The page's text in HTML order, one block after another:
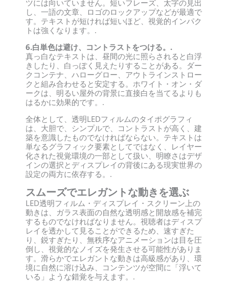
ツには向いていません。短いフレーズ、太字の見出
し、一語の文章、ロゴのロックアップなどが最適で
す。テキストが短ければ短いほど、視覚的インパク
トは強くなります。.
6.白単色は避け、コントラストをつける。.
真っ白なテキストは、昼間の光に照らされると白浮
きしたり、白っぽく見えたりすることがある。ダー
クコンテナ、ハローグロー、アウトラインストロー
クと組み合わせると安定する。ホワイト・オン・ダ
ークは、明るい屋外の背景に直接白を当てるよりも
はるかに効果的です。.
全体として、透明LEDフィルムのタイポグラフィ
は、大胆で、シンプルで、コントラストが高く、建
築を意識したものでなければならない。テキストは
単なるグラフィック要素としてではなく、レイヤー
化された視覚環境の一部として扱い、明瞭さはデザ
インの選択とディスプレイの背後にある現実世界の
設定の両方に依存する。.
スムーズでエレガントな動きを選ぶ
LED透明フィルム・ディスプレイ・スクリーン上の
動きは、ガラス表面の自然な透明感と開放感を補完
するものでなければなりません。視聴者はディスプ
レイを透かして見ることができるため、速すぎた
り、鋭すぎたり、無秩序なアニメーションは目を圧
倒し、視覚的なノイズを発生させる可能性がありま
す。滑らかでエレガントな動きは高級感があり、環
境に自然に溶け込み、コンテンツが空間に「浮いて
いる」ような錯覚を与えます。.